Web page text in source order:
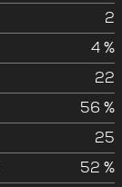
2
4 %
22
56 %
25
52 %